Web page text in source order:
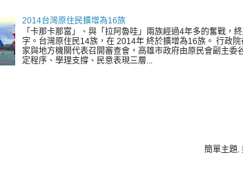
2014台灣原住民擴增為16族
「卡那卡那富」、與「拉阿魯哇」兩族經過4年多的奮戰，
字。台灣原住民14族，在 2014年 終於擴增為16族。 行政
家與地方機關代表召開審查會，高雄市政府由原民會副主委
定程序、學理支撐、民意表現三層...
簡單主題.